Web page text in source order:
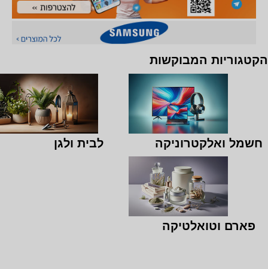
הקטגוריות המבוקשות
חשמל ואלקטרוניקה לבית ולגן
פארם וטואלטיקה